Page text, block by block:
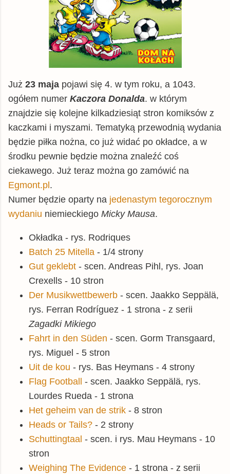
Już 23 maja pojawi się 4. w tym roku, a 1043.
ogółem numer Kaczora Donalda. w którym
znajdzie się kolejne kilkadziesiąt stron komiksów z
kaczkami i myszami. Tematyką przewodnią wydania
będzie piłka nożna, co już widać po okładce, a w
środku pewnie będzie można znaleźć coś
ciekawego. Już teraz można go zamówić na
Egmont.pl.
Numer będzie oparty na jedenastym tegorocznym
wydaniu niemieckiego Micky Mausa.
Okładka - rys. Rodriques
Batch 25 Mitella - 1/4 strony
Gut geklebt - scen. Andreas Pihl, rys. Joan
Crexells - 10 stron
Der Musikwettbewerb - scen. Jaakko Seppälä,
rys. Ferran Rodríguez - 1 strona - z serii
Zagadki Mikiego
Fahrt in den Süden - scen. Gorm Transgaard,
rys. Miguel - 5 stron
Uit de kou - rys. Bas Heymans - 4 strony
Flag Football - scen. Jaakko Seppälä, rys.
Lourdes Rueda - 1 strona
Het geheim van de strik - 8 stron
Heads or Tails? - 2 strony
Schuttingtaal - scen. i rys. Mau Heymans - 10
stron
Weighing The Evidence - 1 strona - z serii